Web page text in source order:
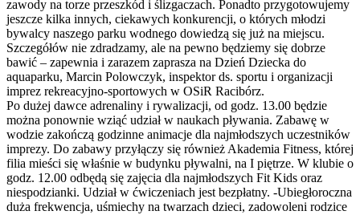
zawody na torze przeszkód i ślizgaczach. Ponadto przygotowujemy
jeszcze kilka innych, ciekawych konkurencji, o których młodzi
bywalcy naszego parku wodnego dowiedzą się już na miejscu.
Szczegółów nie zdradzamy, ale na pewno będziemy się dobrze
bawić – zapewnia i zarazem zaprasza na Dzień Dziecka do
aquaparku, Marcin Polowczyk, inspektor ds. sportu i organizacji
imprez rekreacyjno-sportowych w OSiR Racibórz.
Po dużej dawce adrenaliny i rywalizacji, od godz. 13.00 będzie
można ponownie wziąć udział w naukach pływania. Zabawę w
wodzie zakończą godzinne animacje dla najmłodszych uczestników
imprezy. Do zabawy przyłączy się również Akademia Fitness, której
filia mieści się właśnie w budynku pływalni, na I piętrze. W klubie o
godz. 12.00 odbędą się zajęcia dla najmłodszych Fit Kids oraz
niespodzianki. Udział w ćwiczeniach jest bezpłatny. -Ubiegłoroczna
duża frekwencja, uśmiechy na twarzach dzieci, zadowoleni rodzice